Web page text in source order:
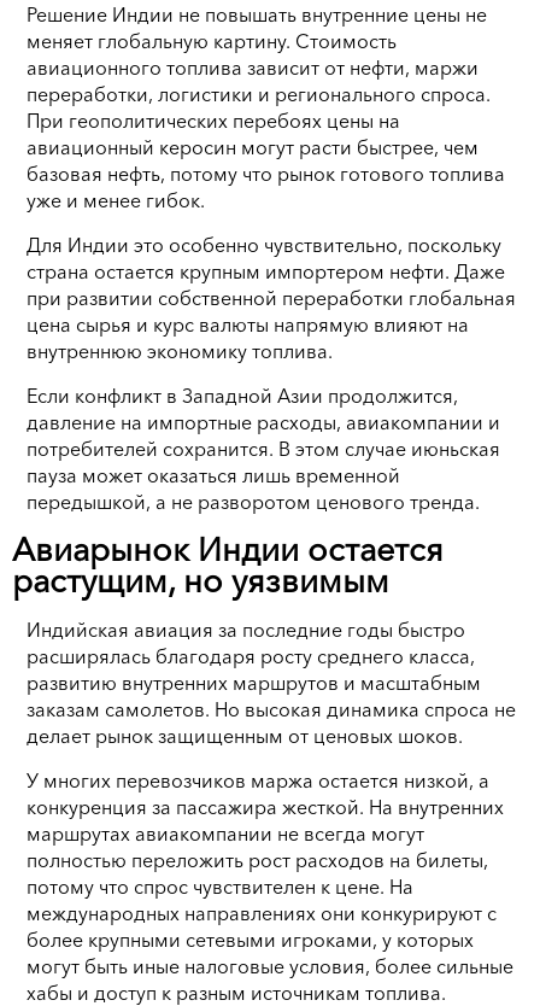
Решение Индии не повышать внутренние цены не
меняет глобальную картину. Стоимость
авиационного топлива зависит от нефти, маржи
переработки, логистики и регионального спроса.
При геополитических перебоях цены на
авиационный керосин могут расти быстрее, чем
базовая нефть, потому что рынок готового топлива
уже и менее гибок.
Для Индии это особенно чувствительно, поскольку
страна остается крупным импортером нефти. Даже
при развитии собственной переработки глобальная
цена сырья и курс валюты напрямую влияют на
внутреннюю экономику топлива.
Если конфликт в Западной Азии продолжится,
давление на импортные расходы, авиакомпании и
потребителей сохранится. В этом случае июньская
пауза может оказаться лишь временной
передышкой, а не разворотом ценового тренда.
Авиарынок Индии остается
растущим, но уязвимым
Индийская авиация за последние годы быстро
расширялась благодаря росту среднего класса,
развитию внутренних маршрутов и масштабным
заказам самолетов. Но высокая динамика спроса не
делает рынок защищенным от ценовых шоков.
У многих перевозчиков маржа остается низкой, а
конкуренция за пассажира жесткой. На внутренних
маршрутах авиакомпании не всегда могут
полностью переложить рост расходов на билеты,
потому что спрос чувствителен к цене. На
международных направлениях они конкурируют с
более крупными сетевыми игроками, у которых
могут быть иные налоговые условия, более сильные
хабы и доступ к разным источникам топлива.